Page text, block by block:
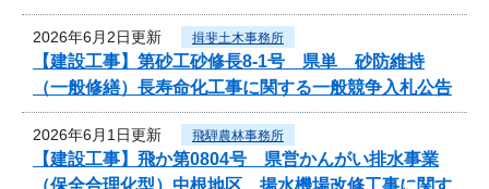
2026年6月2日更新 揖斐土木事務所
【建設工事】第砂工砂修長8-1号 県単 砂防維持
（一般修繕）長寿命化工事に関する一般競争入札公告
2026年6月1日更新 飛騨農林事務所
【建設工事】飛か第0804号 県営かんがい排水事業
（保全合理化型）中根地区 揚水機場改修工事に関す